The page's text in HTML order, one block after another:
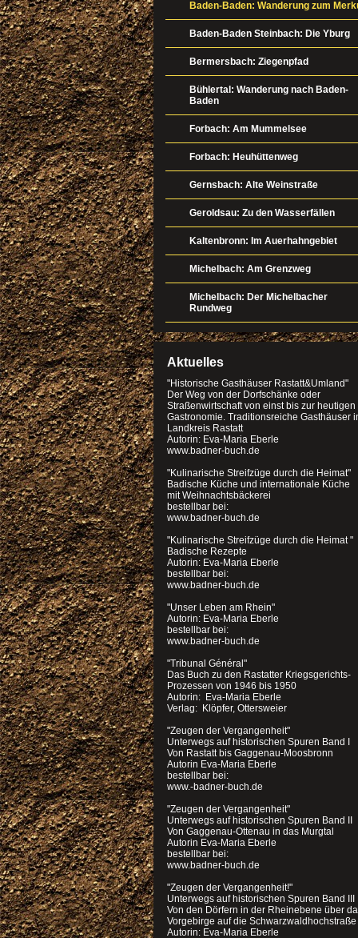
Baden-Baden: Wanderung zum
Baden-Baden Steinbach: Die Yburg
Bermersbach: Ziegenpfad
Bühlertal: Wanderung nach Baden-
Baden
Forbach: Am Mummelsee
Forbach: Heuhüttenweg
Gernsbach: Alte Weinstraße
Geroldsau: Zu den Wasserfällen
Kaltenbronn: Im Auerhahngebiet
Michelbach: Am Grenzweg
Michelbach: Der Michelbacher
Rundweg
Aktuelles
"Historische Gasthäuser Rastatt&Umland"
Der Weg von der Dorfschänke oder
Straßenwirtschaft von einst bis zur heutigen
Gastronomie. Traditionsreiche Gasthäuser
Landkreis Rastatt
Autorin: Eva-Maria Eberle
www.badner-buch.de
"Kulinarische Streifzüge durch die Heimat"
Badische Küche und internationale Küche
mit Weihnachtsbäckerei
bestellbar bei:
www.badner-buch.de
"Kulinarische Streifzüge durch die Heimat "
Badische Rezepte
Autorin: Eva-Maria Eberle
bestellbar bei:
www.badner-buch.de
"Unser Leben am Rhein"
Autorin: Eva-Maria Eberle
bestellbar bei:
www.badner-buch.de
"Tribunal Général"
Das Buch zu den Rastatter Kriegsgerichts-
Prozessen von 1946 bis 1950
Autorin: Eva-Maria Eberle
Verlag: Klöpfer, Ottersweier
"Zeugen der Vergangenheit"
Unterwegs auf historischen Spuren Band I
Von Rastatt bis Gaggenau-Moosbronn
Autorin Eva-Maria Eberle
bestellbar bei:
www.-badner-buch.de
"Zeugen der Vergangenheit"
Unterwegs auf historischen Spuren Band II
Von Gaggenau-Ottenau in das Murgtal
Autorin Eva-Maria Eberle
bestellbar bei:
www.badner-buch.de
"Zeugen der Vergangenheit!"
Unterwegs auf historischen Spuren Band III
Von den Dörfern in der Rheinebene über
Vorgebirge auf die Schwarzwaldhochstraße
Autorin: Eva-Maria Eberle